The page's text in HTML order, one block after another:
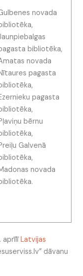
novada
bibliotēka,
novada
pagasta
pagasta
bērnu
Galvenā
novada
aprīlīLatvijas
dāvanu